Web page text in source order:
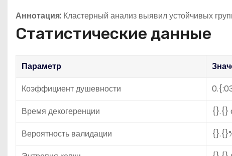
Аннотация: Кластерный анализ выявил устойчивых
Статистические данные
Параметр
Коэффициент душевности
Время декогеренции
{}.{}
Вероятность валидации